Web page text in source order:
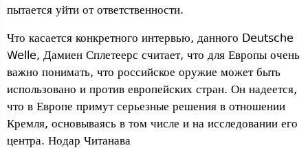
пытается уйти от ответственности.
Что касается конкретного интервью, данного Deutsche
Welle, Дамиен Сплетеерс считает, что для Европы очень
важно понимать, что российское оружие может быть
использовано и против европейских стран. Он надеется,
что в Европе примут серьезные решения в отношении
Кремля, основываясь в том числе и на исследовании его
центра. Нодар Читанава